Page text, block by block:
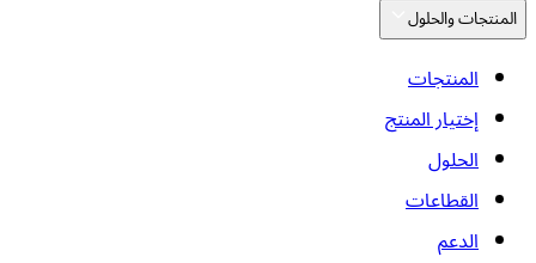
المنتجات والحلول
المنتجات
إختيار المنتج
الحلول
القطاعات
الدعم